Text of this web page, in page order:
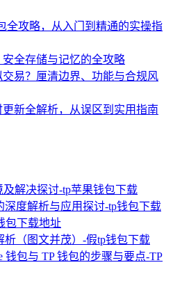
全攻略，从入门到精通的实操指
全存储与记忆的全攻略
易？厘清边界、功能与合规风
新全解析，从误区到实用指南
解决探讨-tp苹果钱包下载
深度解析与应用探讨-tp钱包下载
包下载地址
析（图文并茂）-假tp钱包下载
钱包与 TP 钱包的步骤与要点-TP